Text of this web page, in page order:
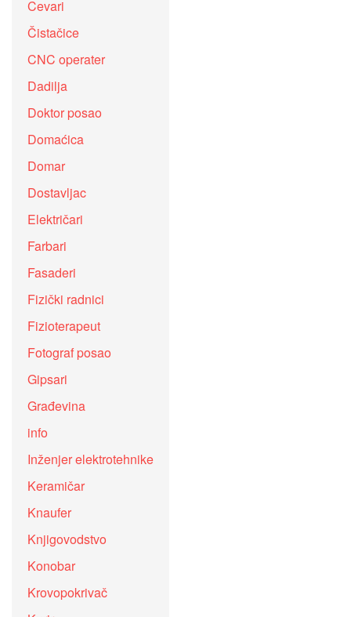
Cevari
Čistačice
CNC operater
Dadilja
Doktor posao
Domaćica
Domar
Dostavljac
Električari
Farbari
Fasaderi
Fizički radnici
Fizioterapeut
Fotograf posao
Gipsari
Građevina
info
Inženjer elektrotehnike
Keramičar
Knaufer
Knjigovodstvo
Konobar
Krovopokrivač